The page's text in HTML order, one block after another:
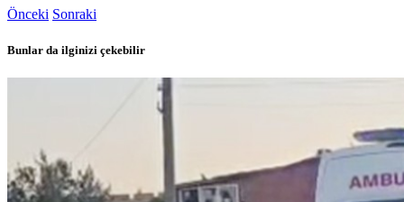
Önceki Sonraki
Bunlar da ilginizi çekebilir